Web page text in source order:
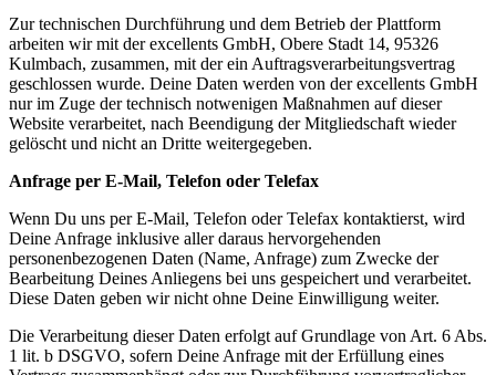
Zur technischen Durchführung und dem Betrieb der Plattform
arbeiten wir mit der excellents GmbH, Obere Stadt 14, 95326
Kulmbach, zusammen, mit der ein Auftragsverarbeitungsvertrag
geschlossen wurde. Deine Daten werden von der excellents GmbH
nur im Zuge der technisch notwenigen Maßnahmen auf dieser
Website verarbeitet, nach Beendigung der Mitgliedschaft wieder
gelöscht und nicht an Dritte weitergegeben.
Anfrage per E-Mail, Telefon oder Telefax
Wenn Du uns per E-Mail, Telefon oder Telefax kontaktierst, wird
Deine Anfrage inklusive aller daraus hervorgehenden
personenbezogenen Daten (Name, Anfrage) zum Zwecke der
Bearbeitung Deines Anliegens bei uns gespeichert und verarbeitet.
Diese Daten geben wir nicht ohne Deine Einwilligung weiter.
Die Verarbeitung dieser Daten erfolgt auf Grundlage von Art. 6 Abs.
1 lit. b DSGVO, sofern Deine Anfrage mit der Erfüllung eines